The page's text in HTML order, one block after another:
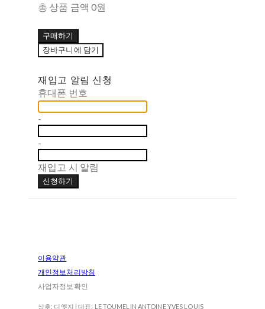
총 상품 금액 0원
구매하기
장바구니에 담기
재입고 알림 신청
휴대폰 번호
-
-
재입고 시 알림
신청하기
이용약관
개인정보처리방침
사업자정보확인
상호: 디엣지 | 대표: LE TOUMELIN ANTOINE YVES LOUIS